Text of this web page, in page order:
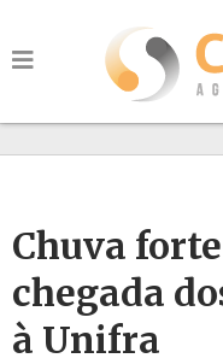
Chuva
chegada
à Unifra